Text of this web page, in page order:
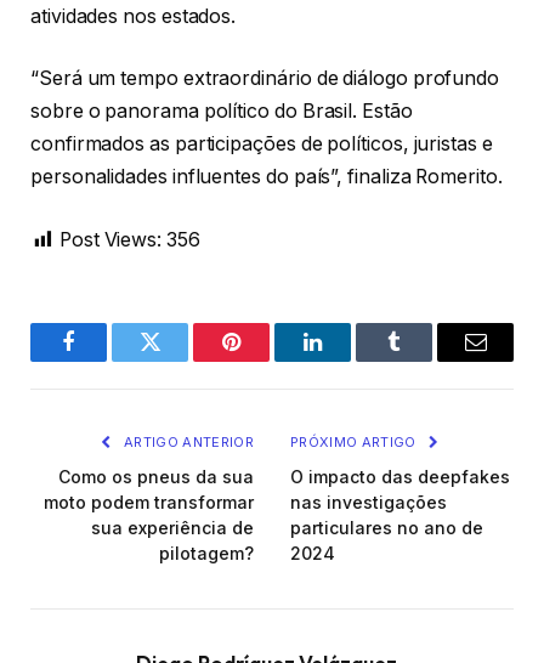
atividades nos estados.
“Será um tempo extraordinário de diálogo profundo
sobre o panorama político do Brasil. Estão
confirmados as participações de políticos, juristas e
personalidades influentes do país”, finaliza Romerito.
Post Views: 356
FacebookTwitter Pinterest LinkedInTumblr Email
ARTIGO ANTERIOR
Como os pneus da sua
moto podem transformar
sua experiência de
pilotagem?
PRÓXIMO ARTIGO
O impacto das deepfakes
nas investigações
particulares no ano de
2024